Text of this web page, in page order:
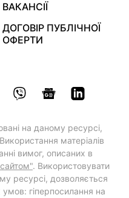
ВАКАНСІЇ
ДОГОВІР ПУБЛІЧНОЇ
ОФЕРТИ
на даному ресурсі,
матеріалів
вимог, описаних в
. Використовувати
ресурсі, дозволяється
гіперпосилання на